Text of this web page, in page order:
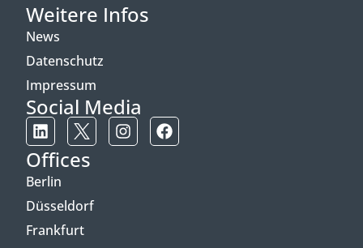
Weitere Infos
News
Datenschutz
Impressum
Social Media
Offices
Berlin
Düsseldorf
Frankfurt